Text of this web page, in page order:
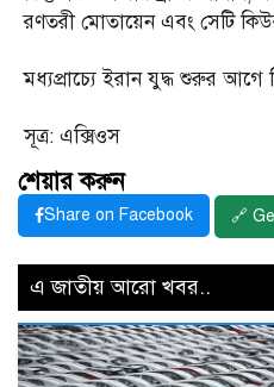
রণতরী মোতায়েন এবং সেটি
মধ্যপ্রাচ্যে ইরান যুদ্ধ শুরুর আগে
সূত্র: এক্সিওস
শেয়ার করুন
Share on Facebook 🔗
এ জাতীয় আরো খবর..